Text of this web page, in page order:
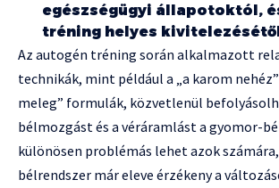
egészségügyi állapotoktól,
tréning helyes
Az autogén tréning során alkalmazott
technikák, mint például a „a karom nehéz”
meleg” formulák, közvetlenül
bélmozgást és a véráramlást a gyomor-
különösen problémás lehet azok
bélrendszer már eleve érzékeny a